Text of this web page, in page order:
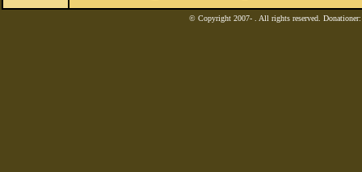
© Copyright 2007- . All rights reserved.